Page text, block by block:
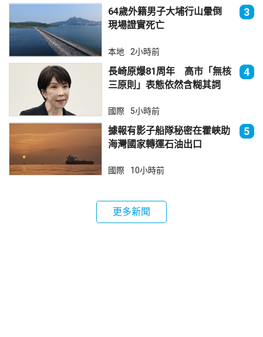
64歲外籍男子大埔行山暈倒
現場證實死亡
3
本地 2小時前
長崎原爆81周年 高市「無核
三原則」表態依然含糊其詞
4
國際 5小時前
據報有影子船隊秘密在霍峽助
海灣國家轉運石油出口
5
國際 10小時前
更多新聞